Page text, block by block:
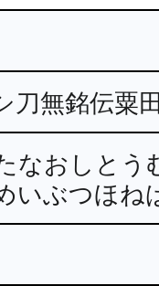
刀無銘伝粟
なおしとう
いぶつほね